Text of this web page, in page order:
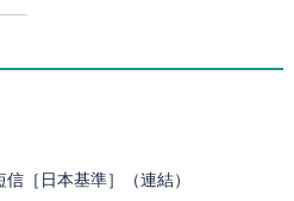
［日本基準］（連結）